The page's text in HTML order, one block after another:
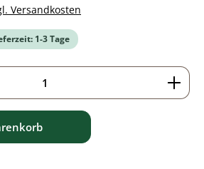
Versandkosten
1-3 Tage
den gewünschten Wert ein